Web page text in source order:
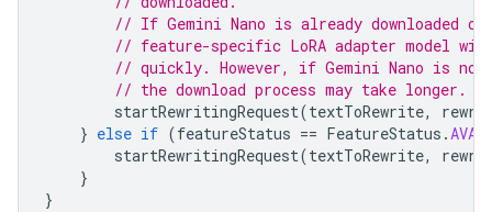
// If Gemini Nano is already downloaded
// feature-specific LoRA adapter model will
// quickly. However, if Gemini Nano is not
// the download process may take longer.
startRewritingRequest(textToRewrite,
} else if (featureStatus == FeatureStatus .
startRewritingRequest(textToRewrite,
}
}